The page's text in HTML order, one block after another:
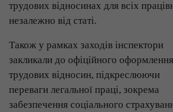
трудових відносинах для всіх
незалежно від статі.
Також у рамках заходів інспектори
закликали до офіційного оформлення
трудових відносин, підкреслюючи
переваги легальної праці, зокрема
забезпечення соціального